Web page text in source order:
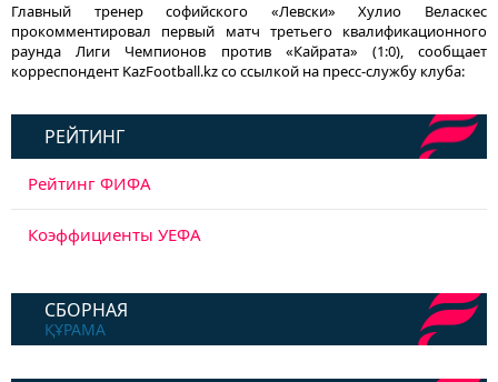
Главный тренер софийского «Левски» Хулио Веласкес
прокомментировал первый матч третьего квалификационного
раунда Лиги Чемпионов против «Кайрата» (1:0), сообщает
корреспондент KazFootball.kz со ссылкой на пресс-службу клуба:
РЕЙТИНГ
Рейтинг ФИФА
Коэффициенты УЕФА
СБОРНАЯ
ҚҰРАМА